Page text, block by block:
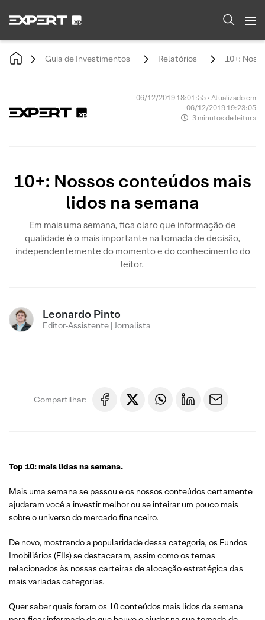
Guia de Investimentos Relatórios 10+:
06/12/2019 18:01:55 • Atualizado em
06/12/2019 19:23:05
3 minutos de leitura
10+: Nossos conteúdos mais
lidos na semana
Em mais uma semana, fica claro que informação de
qualidade é o mais importante na tomada de decisão,
independentemente do momento e do conhecimento do
leitor.
Leonardo Pinto
Editor-Assistente | Jornalista
Compartilhar:
Top 10: mais lidas na semana.
Mais uma semana se passou e os nossos conteúdos certamente
ajudaram você a investir melhor ou se inteirar um pouco mais
sobre o universo do mercado financeiro.
De novo, mostrando a popularidade dessa categoria, os Fundos
Imobiliários (FIIs) se destacaram, assim como os temas
relacionados às nossas carteiras de alocação estratégica das
mais variadas categorias.
Quer saber quais foram os 10 conteúdos mais lidos da semana